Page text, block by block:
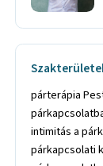
párterápia Pest megye, párkapcsolati tanácsadás Pest megye, párkapcsolati segítség Pest megye, szerep a párkapcsolatban Pest megye, együttműködés a párkapcsolatban Pest megye, kommunikáció a párkapcsolatban Pest megye, párkapcsolat fejlesztése Pest megye, párkapcsolati nehézségek kezelése Pest megye, párkapcsolati problémák kezelése Pest megye, intimitás elvesztése Pest megye, intimitás a párkapcsolatban Pest megye, szex problémák a párkapcsolatban Pest megye, féltékenység kezelése Pest megye, bizalmatlanság kezelése Pest megye, elköteleződés hiánya Pest megye, párkapcsolati különbségek kezelése Pest megye, időbeosztás kialakítása Pest megye, gyerekvállalás a